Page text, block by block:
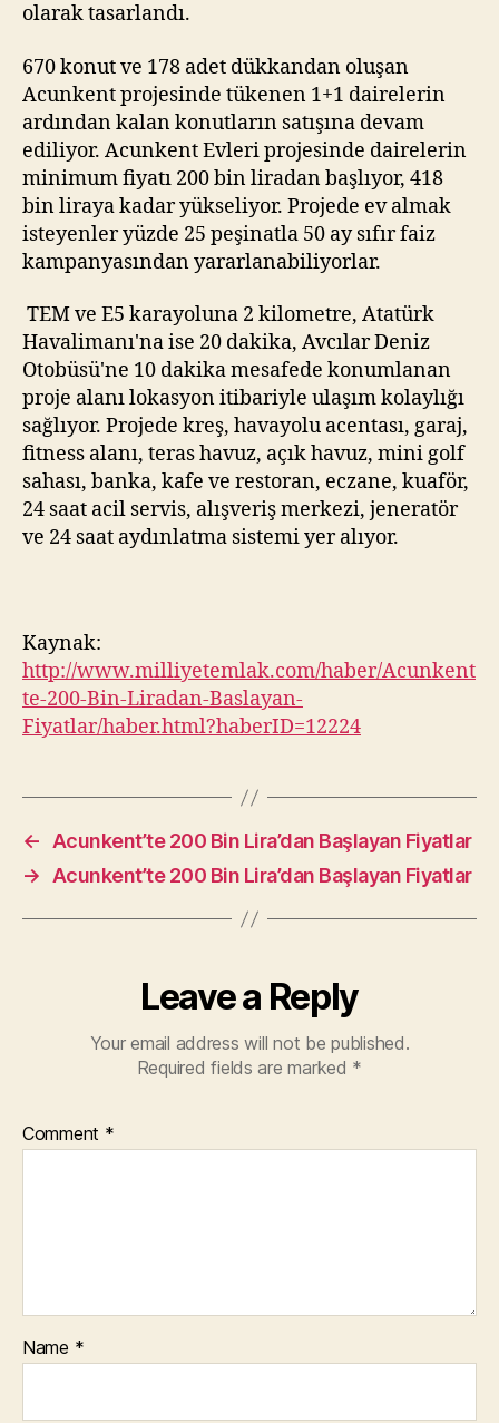
olarak tasarlandı.
670 konut ve 178 adet dükkandan oluşan
Acunkent projesinde tükenen 1+1 dairelerin
ardından kalan konutların satışına devam
ediliyor. Acunkent Evleri projesinde dairelerin
minimum fiyatı 200 bin liradan başlıyor, 418
bin liraya kadar yükseliyor. Projede ev almak
isteyenler yüzde 25 peşinatla 50 ay sıfır faiz
kampanyasından yararlanabiliyorlar.
TEM ve E5 karayoluna 2 kilometre, Atatürk
Havalimanı'na ise 20 dakika, Avcılar Deniz
Otobüsü'ne 10 dakika mesafede konumlanan
proje alanı lokasyon itibariyle ulaşım kolaylığı
sağlıyor. Projede kreş, havayolu acentası, garaj,
fitness alanı, teras havuz, açık havuz, mini golf
sahası, banka, kafe ve restoran, eczane, kuaför,
24 saat acil servis, alışveriş merkezi, jeneratör
ve 24 saat aydınlatma sistemi yer alıyor.
Kaynak:
http://www.milliyetemlak.com/haber/Acunkent
te-200-Bin-Liradan-Baslayan-
Fiyatlar/haber.html?haberID=12224
←
Acunkent’te 200 Bin Lira’dan Başlayan Fiyatlar
→
Acunkent’te 200 Bin Lira’dan Başlayan Fiyatlar
Leave a Reply
Your email address will not be published.
Required fields are marked *
Comment *
Name *